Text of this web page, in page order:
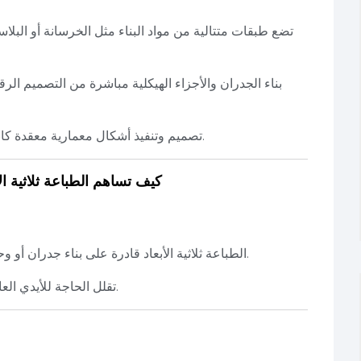
بناء الجدران والأجزاء الهيكلية مباشرة من التصميم
تصميم وتنفيذ أشكال معمارية معقدة كانت مستحيلة أو مكلفة جداً بالطريقة التقليدية.
✅ كيف تساهم الطباعة
الطباعة ثلاثية الأبعاد قادرة على بناء جدران أو وحدات كاملة خلال أيام بدلاً من أسابيع أو شهور.
تقلل الحاجة للأيدي العاملة الكثيرة، مما يسرع المشروع بشكل كبير.